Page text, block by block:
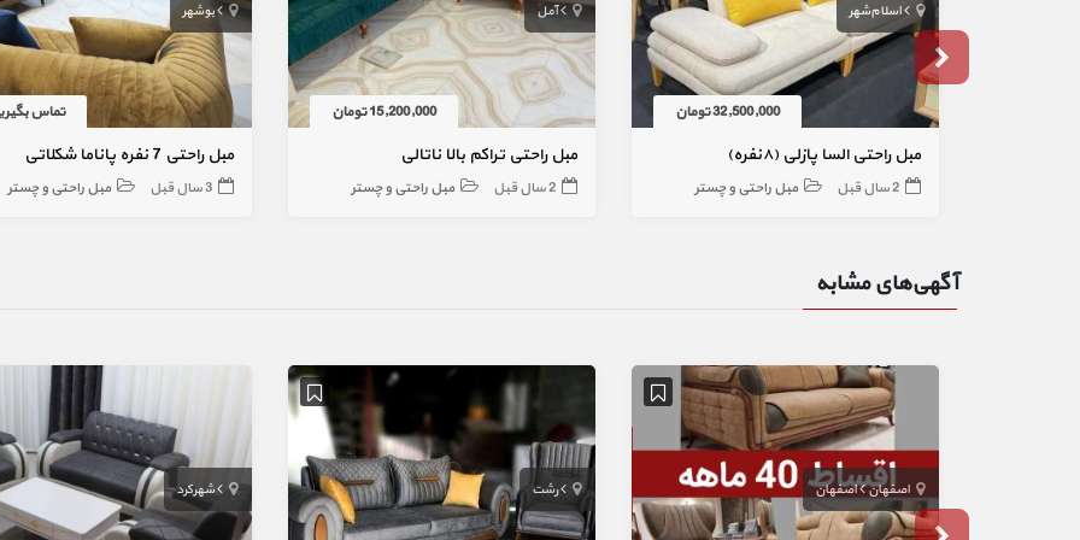
اسلام‌شهر
32,500,000 تومان
مبل راحتی السا پازلی (۸نفره)
2 سال قبل مبل راحتی و چستر
آمل
15,200,000 تومان
مبل راحتی تراکم بالا ناتالی
2 سال قبل مبل راحتی و چستر
بوشهر
تماس
مبل راحتی 7 نفره پاناما شکلاتی
3 سال قبل مبل راحتی و چستر
آگهی‌های مشابه
اصفهان اصفهان رشت شهرکرد